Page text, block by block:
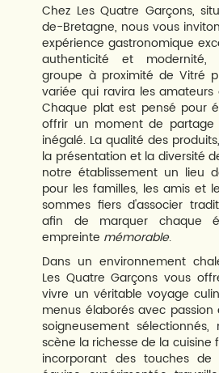
Chez Les Quatre Garçons,
de-Bretagne, nous vous
expérience gastronomique
authenticité et modernité,
groupe à proximité de Vitré
variée qui ravira les
Chaque plat est pensé pour
offrir un moment de partage
inégalé. La qualité des
la présentation et la diversité
notre établissement un lieu
pour les familles, les amis et
sommes fiers d'associer
afin de marquer chaque
empreinte mémorable.
Dans un environnement
Les Quatre Garçons vous
vivre un véritable voyage
menus élaborés avec
soigneusement
scène la richesse de la cuisine
incorporant des touches de